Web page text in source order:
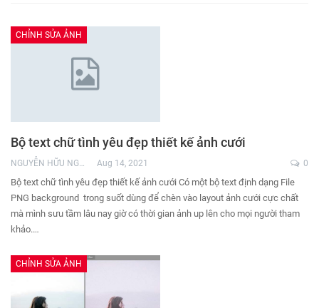
CHỈNH SỬA ẢNH
Bộ text chữ tình yêu đẹp thiết kế ảnh cưới
NGUYỄN HỮU NGHĨA Aug 14, 2021 0
Bộ text chữ tình yêu đẹp thiết kế ảnh cưới Có một bộ text định dạng File
PNG background trong suốt dùng để chèn vào layout ảnh cưới cực chất
mà mình sưu tầm lâu nay giờ có thời gian ảnh up lên cho mọi người tham
khảo.…
CHỈNH SỬA ẢNH